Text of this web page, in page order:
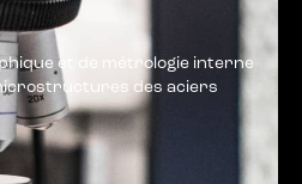
et de métrologie interne
des aciers